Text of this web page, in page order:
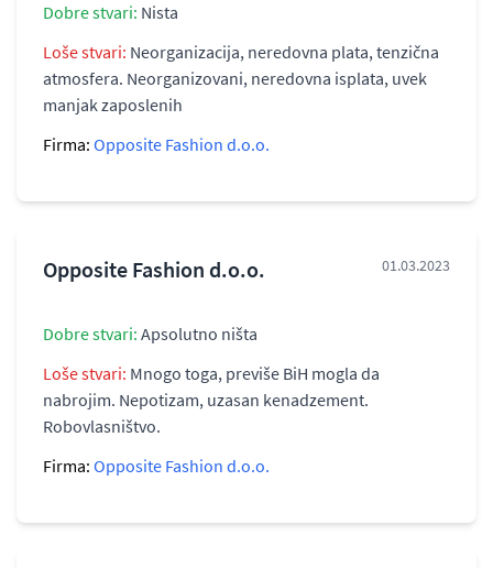
Dobre stvari: Nista
Loše stvari: Neorganizacija, neredovna plata, tenzična
atmosfera. Neorganizovani, neredovna isplata, uvek
manjak zaposlenih
Firma: Opposite Fashion d.o.o.
Opposite Fashion d.o.o. 01.03.2023
Dobre stvari: Apsolutno ništa
Loše stvari: Mnogo toga, previše BiH mogla da
nabrojim. Nepotizam, uzasan kenadzement.
Robovlasništvo.
Firma: Opposite Fashion d.o.o.